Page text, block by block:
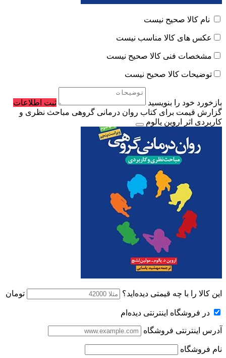
نام کالا صحیح نیست
عکس های کالا مناسب نیست
مشخصات فنی کالا صحیح نیست
توضیحات کالا صحیح نیست
بازخورد خود را بنویسید
ثبت اطلاعات
گزارش قیمت برای کتاب روان درمانی گروهی مباحث نظری و
کاربردی اثر اروین یالوم
این کالا را با چه قیمتی دیده‌اید؟ تومان
در فروشگاه اینترنتی دیده‌ام
آدرس اینترنتی فروشگاه
نام فروشگاه